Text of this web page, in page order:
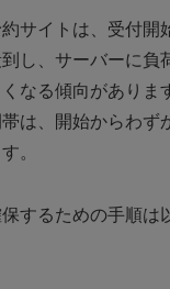
サイトは、受付開
し、サーバーに負
なる傾向がありま
は、開始からわず
。
するための手順は